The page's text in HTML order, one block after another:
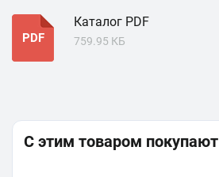
PDF
Каталог PDF
759.95 КБ
С этим товаром покупают